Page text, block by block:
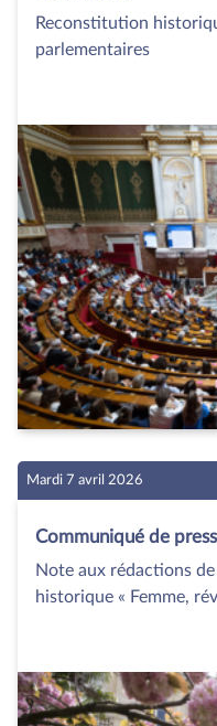
Reconstitution
parlementaires
Mardi 7 avril 2026
Communiqué de
Note aux rédactions
historique « Femme,